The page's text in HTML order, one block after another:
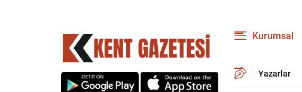
Kurumsal
Yazarlar